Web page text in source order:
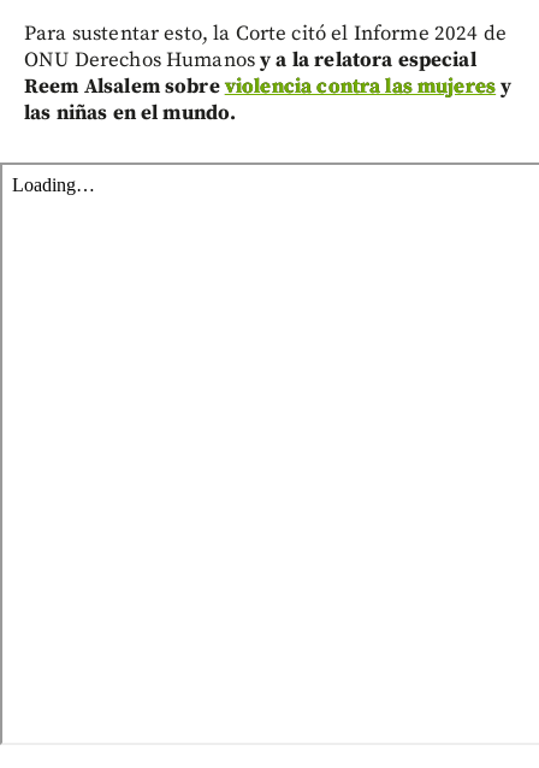
Para sustentar esto, la Corte citó el Informe 2024 de
ONU Derechos Humanosy a la relatora especial
Reem Alsalem sobreviolencia contra las mujeresy
las niñas en el mundo.